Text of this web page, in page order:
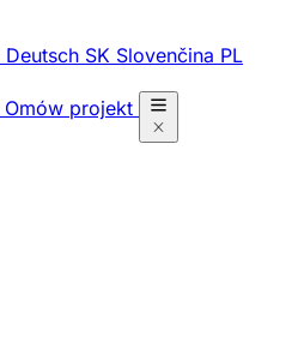
Deutsch SK Slovenčina PL
Omów projekt